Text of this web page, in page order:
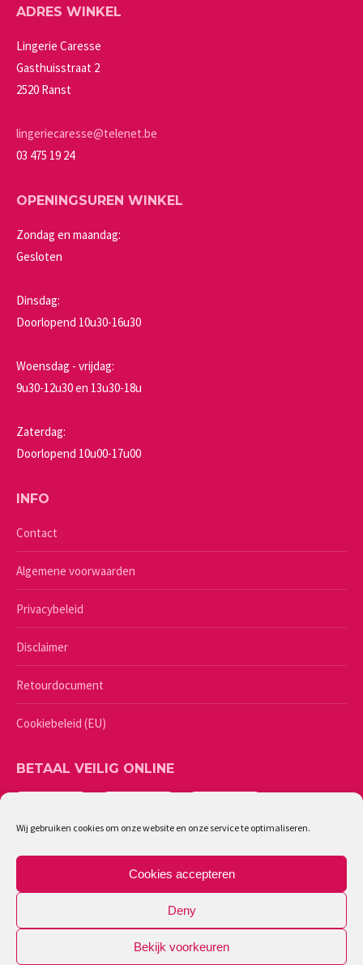
Wij gebruiken cookies om onze website en onze service te optimaliseren.
Cookies accepteren
Deny
Bekijk voorkeuren
ADRES WINKEL
Lingerie Caresse
Gasthuisstraat 2
2520 Ranst
lingeriecaresse@telenet.be
03 475 19 24
OPENINGSUREN WINKEL
Zondag en maandag:
Gesloten
Dinsdag:
Doorlopend 10u30-16u30
Woensdag - vrijdag:
9u30-12u30 en 13u30-18u
Zaterdag:
Doorlopend 10u00-17u00
INFO
Contact
Algemene voorwaarden
Privacybeleid
Disclaimer
Retourdocument
Cookiebeleid (EU)
BETAAL VEILIG ONLINE